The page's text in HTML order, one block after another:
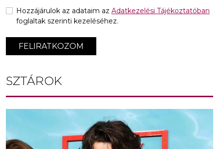
FELIRATKOZOM
Hozzájárulok az adataim az Adatkezelési Tájékoztatóban
foglaltak szerinti kezeléséhez.
SZTÁROK